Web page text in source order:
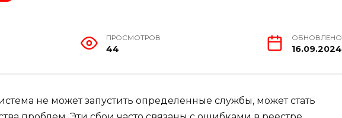
ПРОСМОТРОВ
44
ОБНОВЛЕНО
16.09.2024
не может запустить определенные службы, может стать